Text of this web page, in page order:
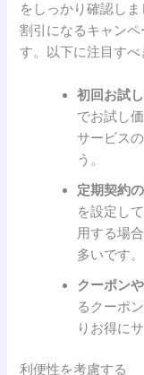
をしっかり確認し
割引になるキャン
す。以下に注目すべ
初回お試
でお試し
サービス
う。
定期契約の
を設定し
用する場
多いです。
クーポン
るクーポ
りお得に
利便性を考慮する